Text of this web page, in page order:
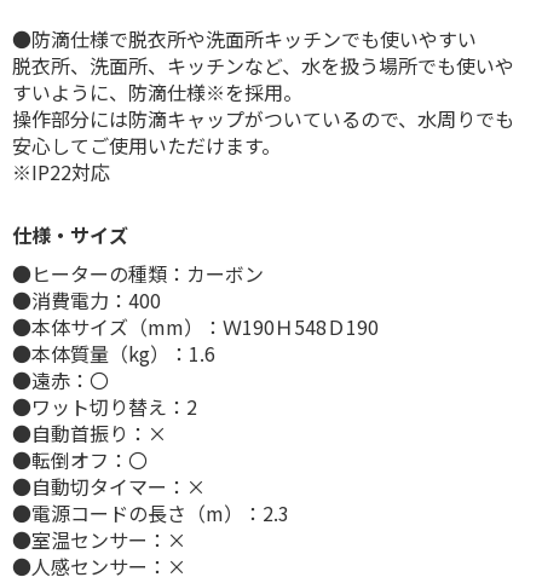
●防滴仕様で脱衣所や洗面所キッチンでも使いやすい
脱衣所、洗面所、キッチンなど、水を扱う場所でも使いや
すいように、防滴仕様※を採用。
操作部分には防滴キャップがついているので、水周りでも
安心してご使用いただけます。
※IP22対応
仕様・サイズ
●ヒーターの種類：カーボン
●消費電力：400
●本体サイズ（mm）：Ｗ190Ｈ548Ｄ190
●本体質量（kg）：1.6
●遠赤：〇
●ワット切り替え：2
●自動首振り：×
●転倒オフ：〇
●自動切タイマー：×
●電源コードの長さ（m）：2.3
●室温センサー：×
●人感センサー：×